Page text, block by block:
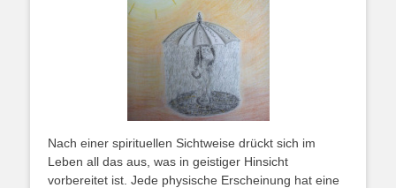
Nach einer spirituellen Sichtweise drückt sich im
Leben all das aus, was in geistiger Hinsicht
vorbereitet ist. Jede physische Erscheinung hat eine